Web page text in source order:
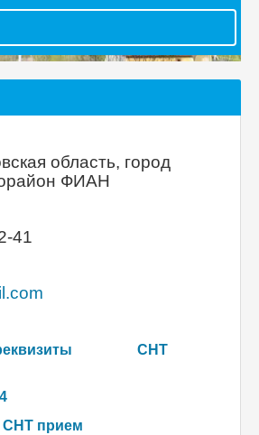
область, город
ФИАН
41
реквизиты
СНТ
СНТ прием